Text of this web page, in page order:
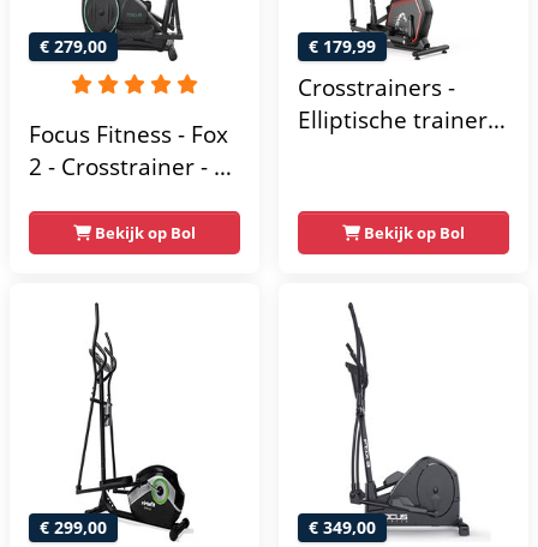
€ 279,00
Focus Fitness - Fox
2 - Crosstrainer - 16
Weerstandsniveaus
Bekijk op Bol
€ 179,99
Crosstrainers -
Elliptische trainer
- Magnetische
weerstand met 16
scherm - Zwart
Bekijk op Bol
€ 299,00 € 349,00